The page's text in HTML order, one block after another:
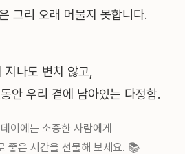
그리 오래 머물지 못합니다.
지나도 변치 않고,
안 우리 곁에 남아있는 다정함.
이에는 소중한 사람에게
좋은 시간을 선물해 보세요. 📚